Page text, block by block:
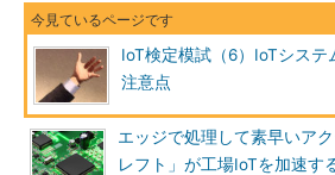
IoT検定模試（6）IoTシステ
注意点
エッジで処理して素早いア
レフト」が工場IoTを加速す